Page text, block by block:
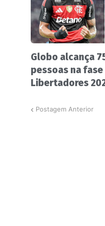
Globo alcança
pessoas na
Libertadores
Postagem Anterior